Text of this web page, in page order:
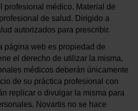
profesional médico. Material de
de salud. Dirigido a
autorizados para prescribir.
página web es propiedad de
el derecho de utilizar la misma,
médicos deberán únicamente
de su práctica profesional con
replicar o divulgar la misma para
Novartis no se hace